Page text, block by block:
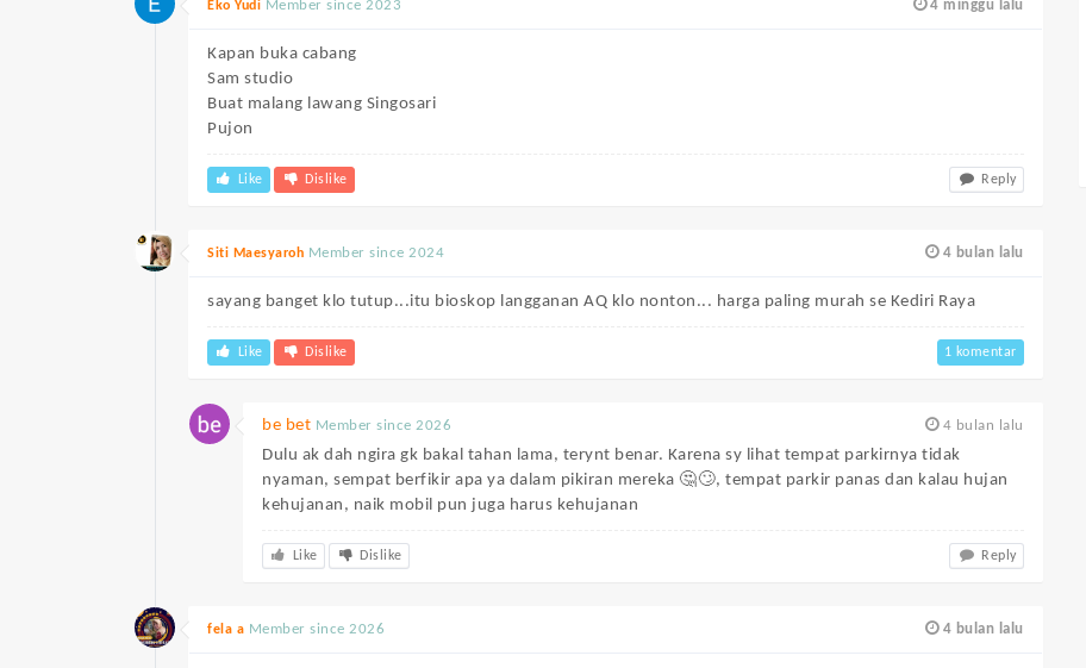
4 minggu lalu
Eko Yudi Member since 2023
Kapan buka cabang
Sam studio
Buat malang lawang Singosari
Pujon
Like Dislike Reply
4 bulan lalu
Siti Maesyaroh Member since 2024
sayang banget klo tutup...itu bioskop langganan AQ klo nonton... harga paling murah se Kediri Raya
Like Dislike 1 komentar
4 bulan lalu
be bet Member since 2026
Dulu ak dah ngira gk bakal tahan lama, terynt benar. Karena sy lihat tempat parkirnya tidak
nyaman, sempat berfikir apa ya dalam pikiran mereka 🤔🙄, tempat parkir panas dan kalau hujan
kehujanan, naik mobil pun juga harus kehujanan
Like Dislike Reply
4 bulan lalu
fela a Member since 2026